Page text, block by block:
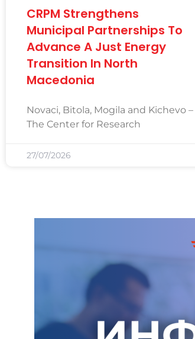
CRPM Strengthens
Municipal Partnerships To
Advance A Just Energy
Transition In North
Macedonia
Novaci, Bitola, Mogila and Kichevo –
The Center for Research
27/07/2026